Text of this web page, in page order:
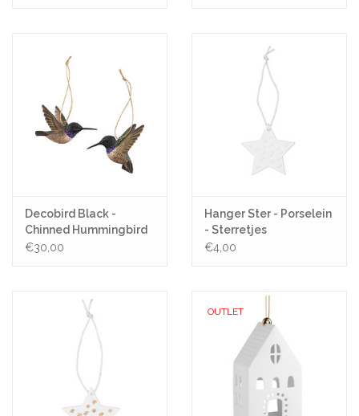
Decobird Black -
Chinned Hummingbird
(set van 2)
€30,00
Hanger Ster - Porselein
- Sterretjes
€4,00
OUTLET